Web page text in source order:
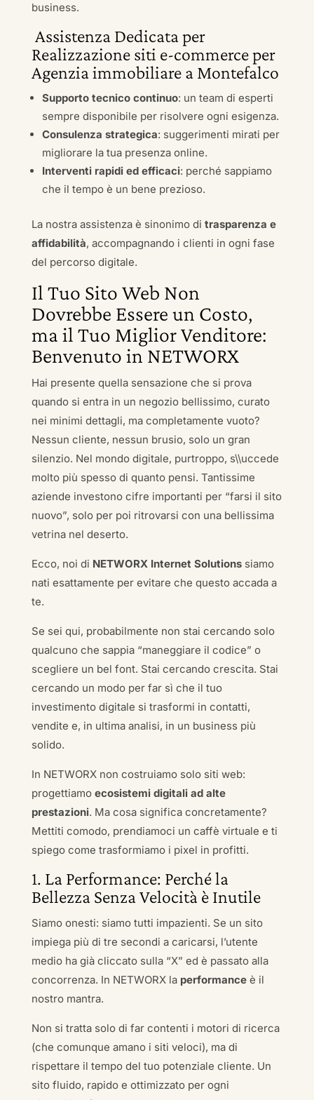
business.
Assistenza Dedicata per
Realizzazione siti e-commerce per
Agenzia immobiliare a Montefalco
Supporto tecnico continuo: un team di esperti
sempre disponibile per risolvere ogni esigenza.
Consulenza strategica: suggerimenti mirati per
migliorare la tua presenza online.
Interventi rapidi ed efficaci: perché sappiamo
che il tempo è un bene prezioso.
La nostra assistenza è sinonimo di trasparenza e
affidabilità, accompagnando i clienti in ogni fase
del percorso digitale.
Il Tuo Sito Web Non
Dovrebbe Essere un Costo,
ma il Tuo Miglior Venditore:
Benvenuto in NETWORX
Hai presente quella sensazione che si prova
quando si entra in un negozio bellissimo, curato
nei minimi dettagli, ma completamente vuoto?
Nessun cliente, nessun brusio, solo un gran
silenzio. Nel mondo digitale, purtroppo, s\\uccede
molto più spesso di quanto pensi. Tantissime
aziende investono cifre importanti per “farsi il sito
nuovo”, solo per poi ritrovarsi con una bellissima
vetrina nel deserto.
Ecco, noi di NETWORX Internet Solutionssiamo
nati esattamente per evitare che questo accada a
te.
Se sei qui, probabilmente non stai cercando solo
qualcuno che sappia “maneggiare il codice” o
scegliere un bel font. Stai cercando crescita. Stai
cercando un modo per far sì che il tuo
investimento digitale si trasformi in contatti,
vendite e, in ultima analisi, in un business più
solido.
In NETWORX non costruiamo solo siti web:
progettiamo ecosistemi digitali ad alte
prestazioni. Ma cosa significa concretamente?
Mettiti comodo, prendiamoci un caffè virtuale e ti
spiego come trasformiamo i pixel in profitti.
1. La Performance: Perché la
Bellezza Senza Velocità è Inutile
Siamo onesti: siamo tutti impazienti. Se un sito
impiega più di tre secondi a caricarsi, l’utente
medio ha già cliccato sulla “X” ed è passato alla
concorrenza. In NETWORX la performanceè il
nostro mantra.
Non si tratta solo di far contenti i motori di ricerca
(che comunque amano i siti veloci), ma di
rispettare il tempo del tuo potenziale cliente. Un
sito fluido, rapido e ottimizzato per ogni